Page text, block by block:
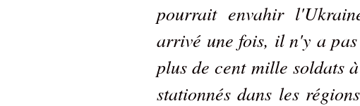
pourrait envahir
arrivé une fois, il n'y a
plus de cent mille soldats
stationnés dans les